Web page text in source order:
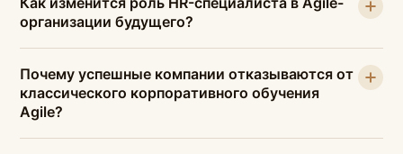
организации будущего?
Почему успешные компании отказываются от
классического корпоративного обучения
Agile?